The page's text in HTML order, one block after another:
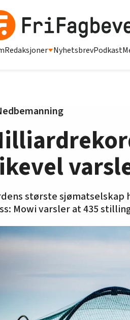
Redaksjoner NyhetsbrevPodkast
største sjømatselskap
Mowi varsler at 435